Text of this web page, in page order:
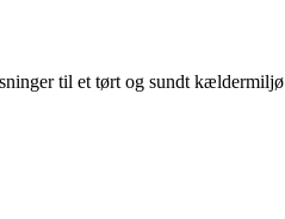
til et tørt og sundt kældermiljø